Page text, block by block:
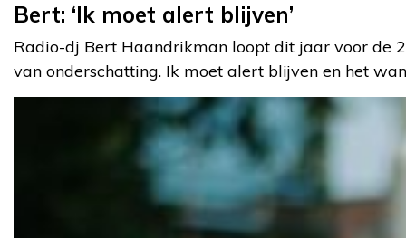
Bert: ‘Ik moet alert blijven’
Radio-dj Bert Haandrikman loopt dit jaar voor de
van onderschatting. Ik moet alert blijven en het